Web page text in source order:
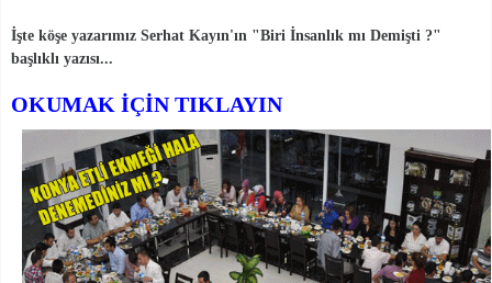
İşte köşe yazarımız Serhat Kayın'ın "Biri İnsanlık mı Demişti ?"
başlıklı yazısı...
OKUMAK İÇİN TIKLAYIN